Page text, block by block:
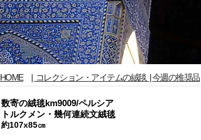
数寄の絨毯km9009/ペルシア
トルクメン・幾何連続文絨毯
約107x85㎝
HOME| コレクション・アイテムの絨毯 |今週の推奨品